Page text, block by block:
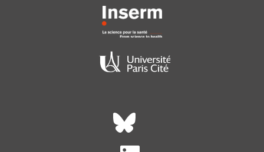
Réseaux sociaux footer